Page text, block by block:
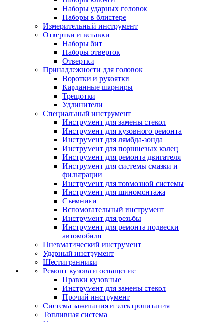
Наборы ударных головок
Наборы в блистере
Измерительный инструмент
Отвертки и вставки
Наборы бит
Наборы отверток
Отвертки
Принадлежности для головок
Воротки и рукоятки
Карданные шарниры
Трещотки
Удлинители
Специальный инструмент
Инструмент для замены стекол
Инструмент для кузовного ремонта
Инструмент для лямбда-зонда
Инструмент для поршневых колец
Инструмент для ремонта двигателя
Инструмент для системы смазки и
фильтрации
Инструмент для тормозной системы
Инструмент для шиномонтажа
Съемники
Вспомогательный инструмент
Инструмент для резьбы
Инструмент для ремонта подвески
автомобиля
Пневматический инструмент
Ударный инструмент
Шестигранники
Ремонт кузова и оснащение
Правки кузовные
Инструмент для замены стекол
Прочий инструмент
Система зажигания и электропитания
Топливная система